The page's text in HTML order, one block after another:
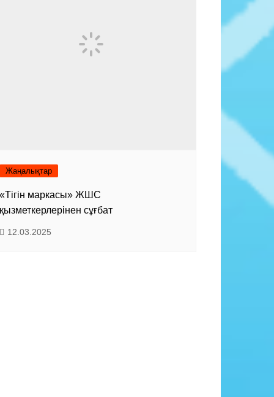
Жаңалықтар
маркасы» ЖШС
сұғбат
12.03.2025